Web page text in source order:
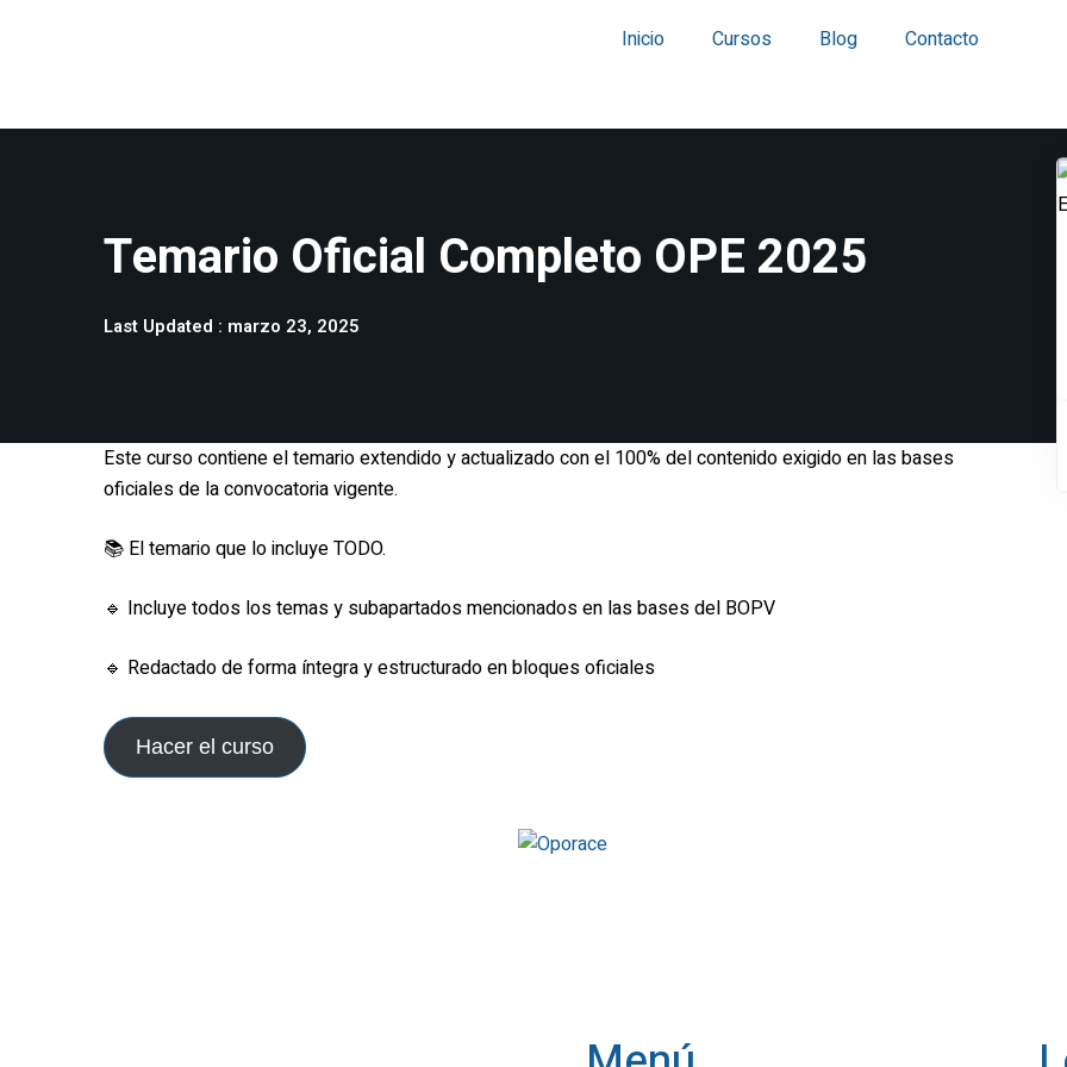
Inicio Cursos Blog Contacto
Temario Oficial Completo OPE 2025
Last Updated : marzo 23, 2025
Este curso contiene el temario extendido y actualizado con el 100% del contenido exigido en las bases
oficiales de la convocatoria vigente.
📚 El temario que lo incluye TODO.
🔹 Incluye todos los temas y subapartados mencionados en las bases del BOPV
🔹 Redactado de forma íntegra y estructurado en bloques oficiales
Hacer el curso